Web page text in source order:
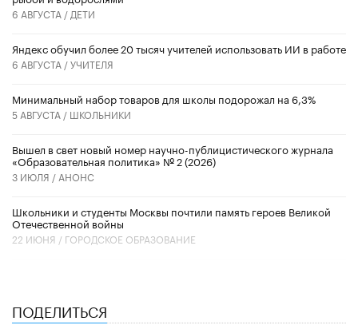
6 АВГУСТА / ДЕТИ
​Яндекс обучил более 20 тысяч учителей использовать ИИ в работе
6 АВГУСТА /УЧИТЕЛЯ
Минимальный набор товаров для школы подорожал на 6,3%
5 АВГУСТА / ШКОЛЬНИКИ
Вышел в свет новый номер научно-публицистического журнала
«Образовательная политика» № 2 (2026)
3 ИЮЛЯ / АНОНС
Школьники и студенты Москвы почтили память героев Великой
Отечественной войны
22 ИЮНЯ / ГОРОДСКОЕ ОБРАЗОВАНИЕ
ПОДЕЛИТЬСЯ